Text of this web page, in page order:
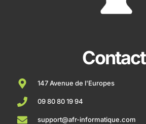
Contact
147 Avenue de l'Europes
09 80 80 19 94
support@afr-informatique.com